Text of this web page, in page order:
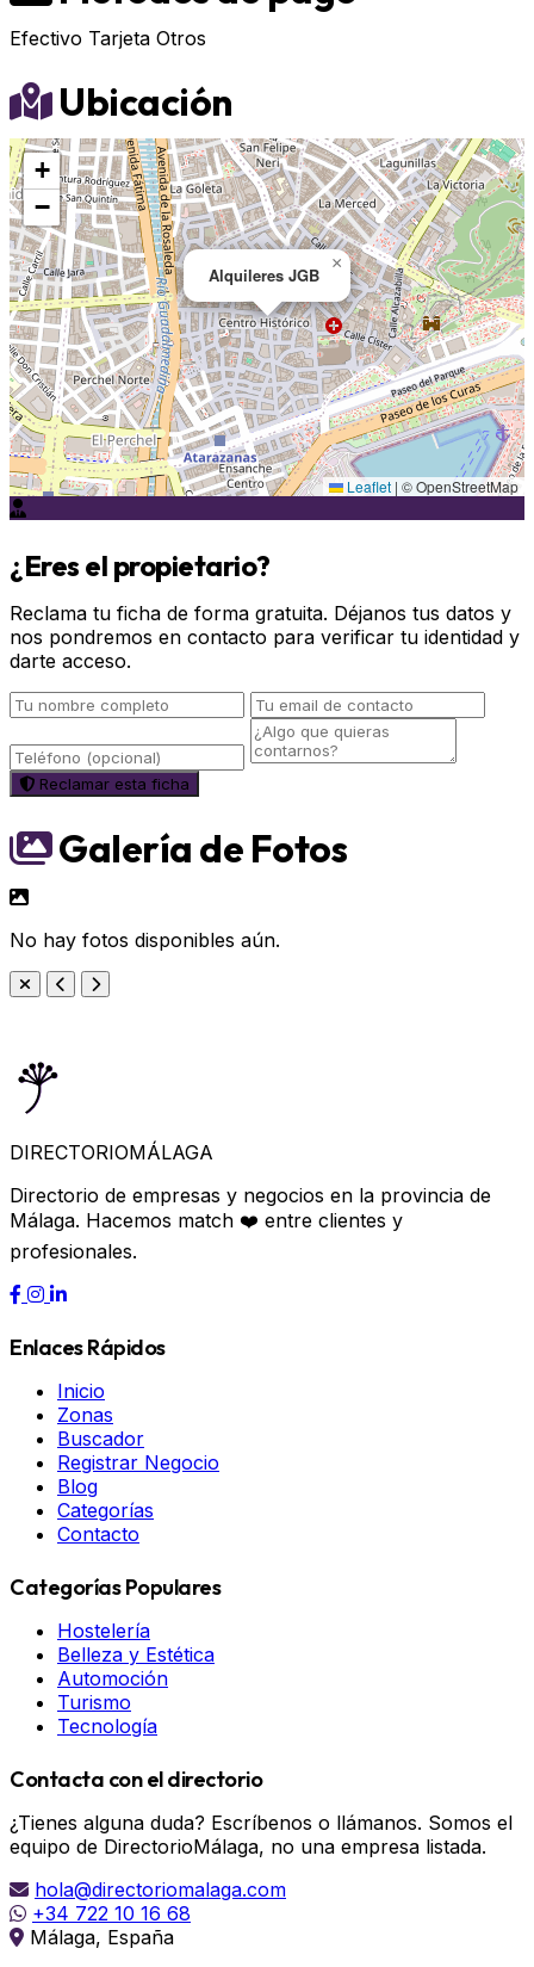
Efectivo Tarjeta Otros
Ubicación
Alquileres JGB
×
+
−
Leaflet | © OpenStreetMap
¿Eres el propietario?
Reclama tu ficha de forma gratuita. Déjanos tus datos y
nos pondremos en contacto para verificar tu identidad y
darte acceso.
Reclamar esta ficha
Galería de Fotos
No hay fotos disponibles aún.
DIRECTORIOMÁLAGA
Directorio de empresas y negocios en la provincia de
Málaga. Hacemos match ❤️ entre clientes y
profesionales.
Enlaces Rápidos
Inicio
Zonas
Buscador
Registrar Negocio
Blog
Categorías
Contacto
Categorías Populares
Hostelería
Belleza y Estética
Automoción
Turismo
Tecnología
Contacta con el directorio
¿Tienes alguna duda? Escríbenos o llámanos. Somos el
equipo de DirectorioMálaga, no una empresa listada.
hola@directoriomalaga.com
+34 722 10 16 68
Málaga, España